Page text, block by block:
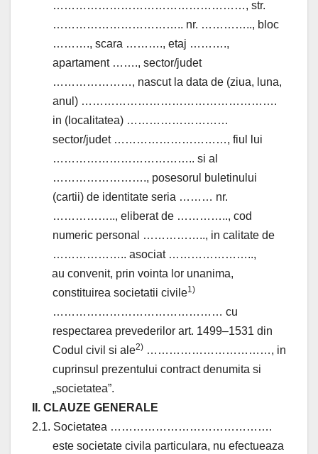
……………………………………………, str.
…………………………….. nr. ………….., bloc
………., scara ………., etaj ……….,
apartament ……., sector/judet
…………………, nascut la data de (ziua, luna,
anul) …………………………………………….
in (localitatea) ………………………
sector/judet …………………………, fiul lui
……………………………….. si al
……………………., posesorul buletinului
(cartii) de identitate seria ……… nr.
…………….., eliberat de ………….., cod
numeric personal …………….., in calitate de
……………….. asociat …………………..,
au convenit, prin vointa lor unanima,
constituirea societatii civile1)
……………………………………… cu
respectarea prevederilor art. 1499–1531 din
Codul civil si ale2)……………………………, in
cuprinsul prezentului contract denumita si
„societatea”.
II. CLAUZE GENERALE
2.1. Societatea …………………………………….
este societate civila particulara, nu efectueaza